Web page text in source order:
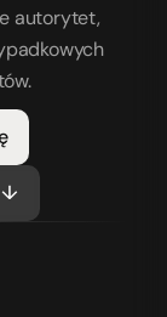
autorytet,
↓